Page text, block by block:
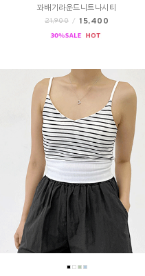
꽈배기라운드니트나시티
21,900 / 15,400